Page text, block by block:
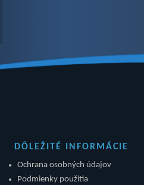
DÔLEŽITÉ INFORMÁCIE
Ochrana osobných údajov
Podmienky použitia